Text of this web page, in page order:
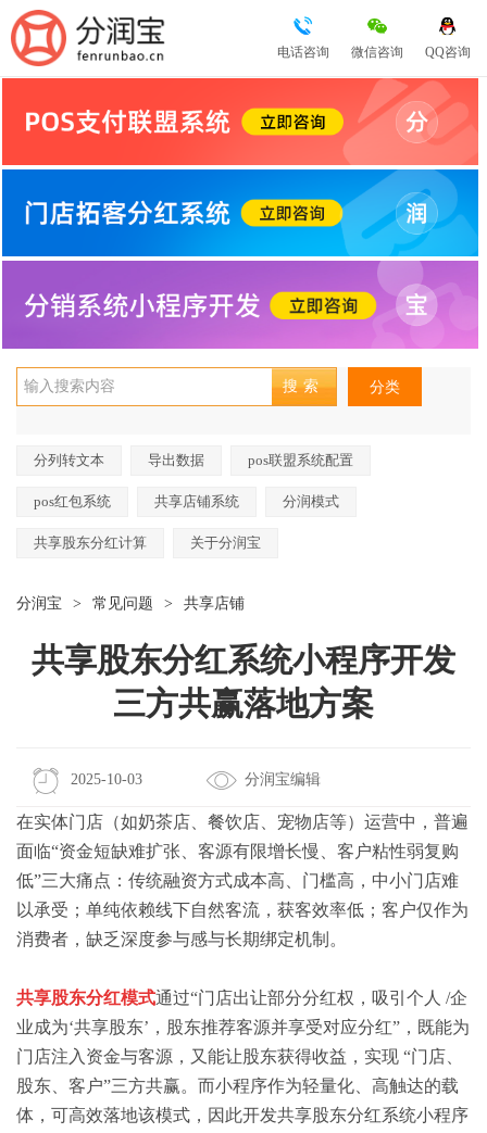
QQ咨询
微信咨询
电话咨询
分类
分列转文本 导出数据 pos联盟系统配置
pos红包系统 共享店铺系统 分润模式
共享股东分红计算 关于分润宝
分润宝 > 常见问题 > 共享店铺
共享股东分红系统小程序开发
三方共赢落地方案
2025-10-03 分润宝编辑
在实体门店（如奶茶店、餐饮店、宠物店等）运营中，普遍
面临“资金短缺难扩张、客源有限增长慢、客户粘性弱复购
低”三大痛点：传统融资方式成本高、门槛高，中小门店难
以承受；单纯依赖线下自然客流，获客效率低；客户仅作为
消费者，缺乏深度参与感与长期绑定机制。
共享股东分红模式通过“门店出让部分分红权，吸引个人 /企
业成为‘共享股东’，股东推荐客源并享受对应分红”，既能为
门店注入资金与客源，又能让股东获得收益，实现 “门店、
股东、客户”三方共赢。而小程序作为轻量化、高触达的载
体，可高效落地该模式，因此开发共享股东分红系统小程序